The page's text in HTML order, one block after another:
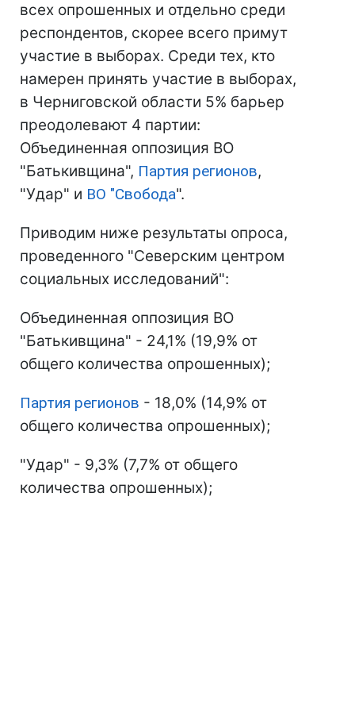
всех опрошенных и отдельно среди
респондентов, скорее всего примут
участие в выборах. Среди тех, кто
намерен принять участие в выборах,
в Черниговской области 5% барьер
преодолевают 4 партии:
Объединенная оппозиция ВО
"Батькивщина", Партия регионов,
"Удар" и ВО "Свобода".
Приводим ниже результаты опроса,
проведенного "Северским центром
социальных исследований":
Объединенная оппозиция ВО
"Батькивщина" - 24,1% (19,9% от
общего количества опрошенных);
Партия регионов - 18,0% (14,9% от
общего количества опрошенных);
"Удар" - 9,3% (7,7% от общего
количества опрошенных);